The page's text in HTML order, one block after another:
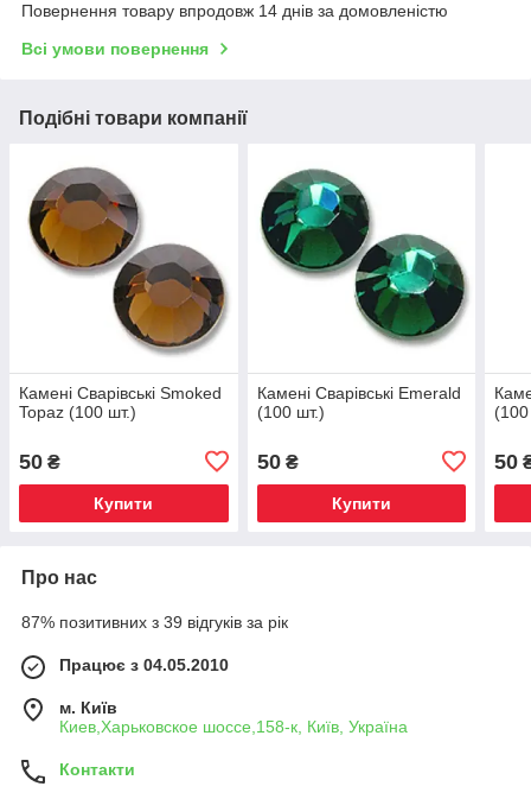
Повернення товару впродовж 14 днів за домовленістю
Всі умови повернення
Подібні товари компанії
Камені Сварівські Smoked
Topaz (100 шт.)
50 ₴
Купити
Камені Сварівські Emerald
(100 шт.)
50₴
Купити
50
Про нас
87% позитивних з 39 відгуків за рік
Працює з 04.05.2010
м. Київ
Киев,Харьковское шоссе,158-к, Київ, Україна
Контакти